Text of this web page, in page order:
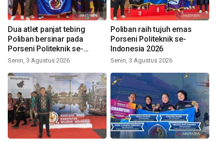
Dua atlet panjat tebing
Poliban bersinar pada
Porseni Politeknik se-
Indonesia 2026
Senin, 3 Agustus 2026
Poliban raih tujuh emas
Porseni Politeknik se-
Indonesia 2026
Senin, 3 Agustus 2026